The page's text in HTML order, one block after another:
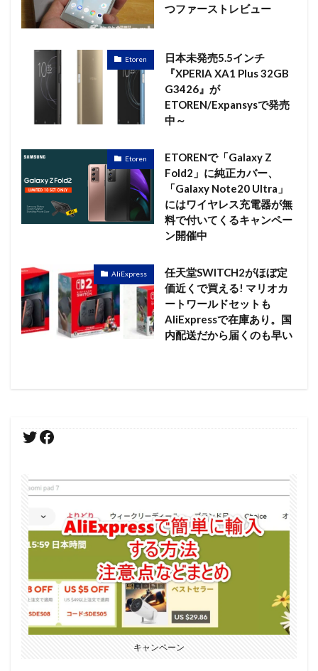
つファーストレビュー
Etoren
日本未発売5.5インチ
『XPERIA XA1 Plus 32GB
G3426』が
ETOREN/Expansysで発売
中～
Etoren
ETORENで「Galaxy Z
Fold2」に純正カバー、
「Galaxy Note20 Ultra」
にはワイヤレス充電器が無
料で付いてくるキャンペー
ン開催中
AliExpress
任天堂SWITCH2がほぼ定
価近くで買える! マリオカ
ートワールドセットも
AliExpressで在庫あり。国
内配送だから届くのも早い
キャンペーン